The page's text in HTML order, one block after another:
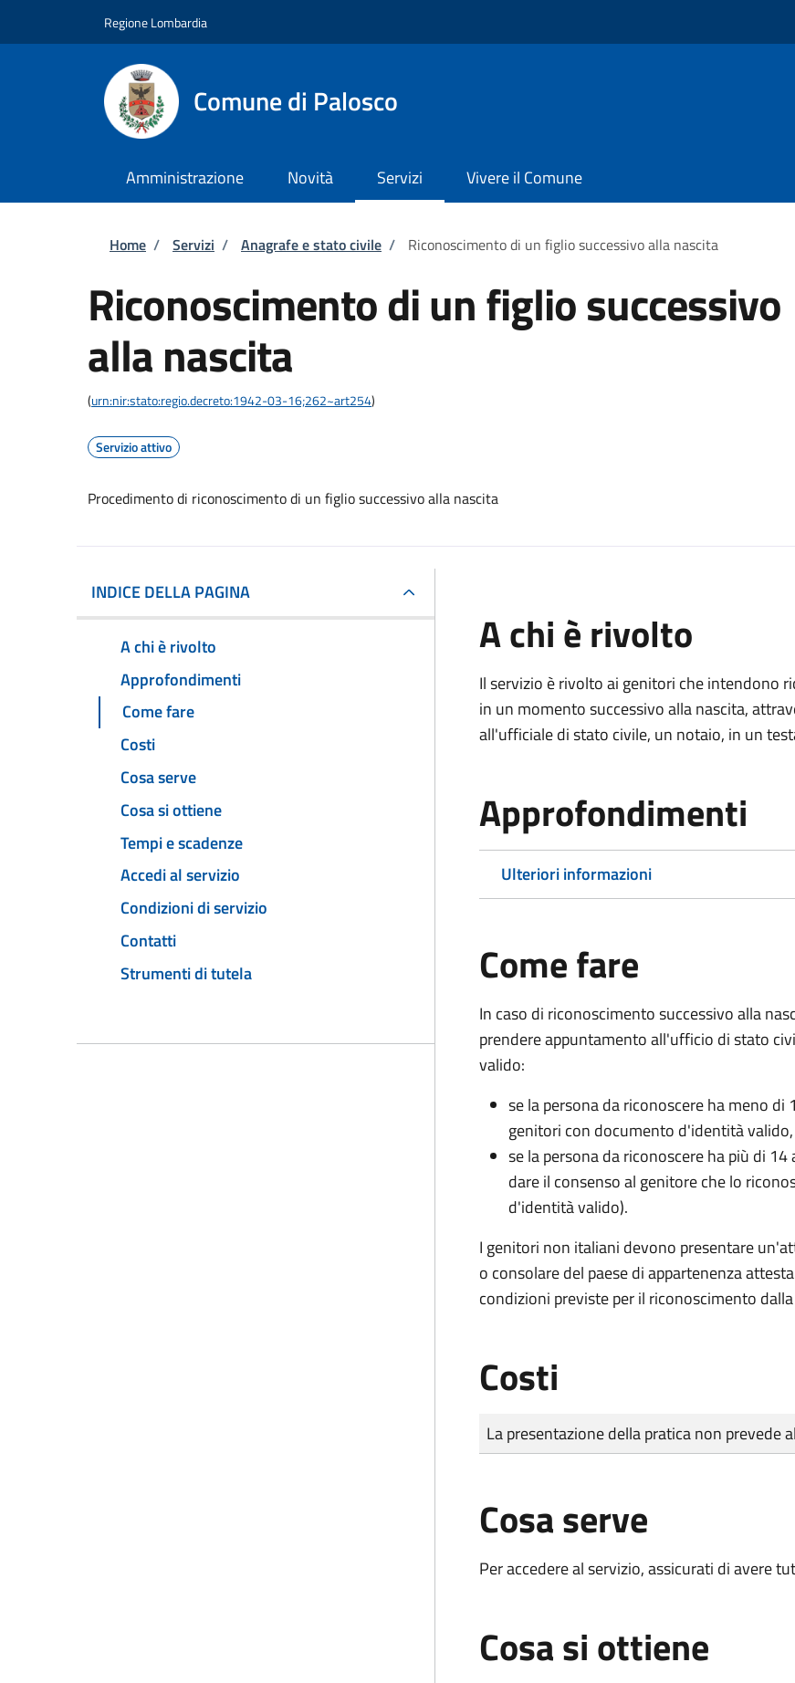
Regione Lombardia
Comune di Palosco
Amministrazione Novità Servizi Vivere il Comune
Briciole di pane
Home / Servizi / Anagrafe e stato civile / Riconoscimento di un figlio successivo alla nascita
Riconoscimento di un figlio successivo
alla nascita
(urn:nir:stato:regio.decreto:1942-03-16;262~art254)
Servizio attivo
Procedimento di riconoscimento di un figlio successivo alla nascita
INDICE DELLA PAGINA
A chi è rivolto
Approfondimenti
Come fare
Costi
Cosa serve
Cosa si ottiene
Tempi e scadenze
Accedi al servizio
Condizioni di servizio
Contatti
Strumenti di tutela
A chi è rivolto
Il servizio è rivolto ai genitori che intendono
in un momento successivo alla nascita,
all'ufficiale di stato civile, un notaio, in un
Approfondimenti
Ulteriori informazioni
Come fare
In caso di riconoscimento successivo alla
prendere appuntamento all'ufficio di stato
valido:
se la persona da riconoscere ha meno
genitori con documento d'identità
se la persona da riconoscere ha più di
dare il consenso al genitore che lo
d'identità valido).
I genitori non italiani devono presentare
o consolare del paese di appartenenza
condizioni previste per il riconoscimento
Costi
Tipo di pagamento
Importo
La presentazione della pratica non prevede
Cosa serve
Per accedere al servizio, assicurati di avere
Cosa si ottiene